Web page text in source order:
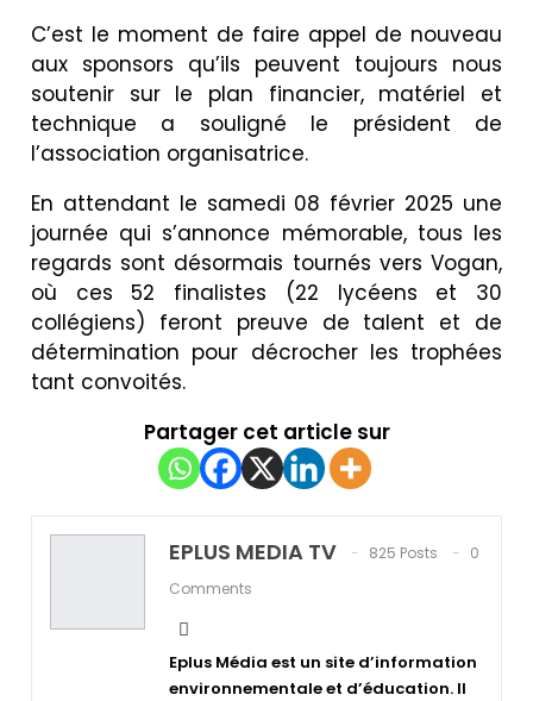
C’est le moment de faire appel de nouveau
aux sponsors qu’ils peuvent toujours nous
soutenir sur le plan financier, matériel et
technique a souligné le président de
l’association organisatrice.
En attendant le samedi 08 février 2025 une
journée qui s’annonce mémorable, tous les
regards sont désormais tournés vers Vogan,
où ces 52 finalistes (22 lycéens et 30
collégiens) feront preuve de talent et de
détermination pour décrocher les trophées
tant convoités.
Partager cet article sur
EPLUS MEDIA TV 825 Posts
0
Comments
Eplus Média est un site d’information
environnementale et d’éducation. Il